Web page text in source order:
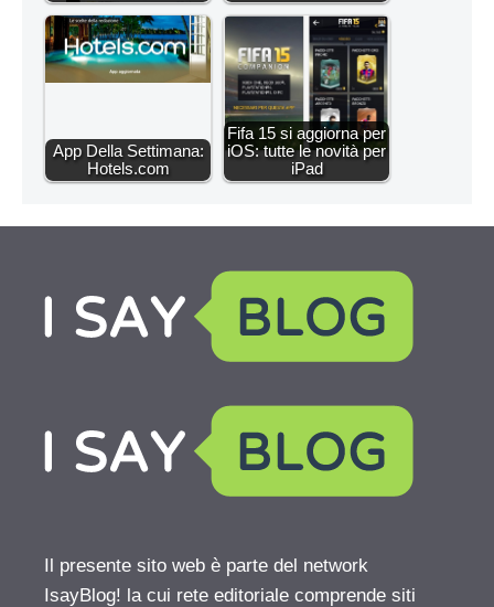
App Della Settimana:
Hotels.com
Fifa 15 si aggiorna per
iOS: tutte le novità per
iPad
Il presente sito web è parte del network
IsayBlog! la cui rete editoriale comprende siti